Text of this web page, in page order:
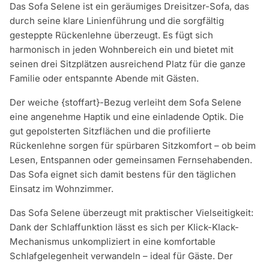
Das Sofa Selene ist ein geräumiges Dreisitzer-Sofa, das
durch seine klare Linienführung und die sorgfältig
gesteppte Rückenlehne überzeugt. Es fügt sich
harmonisch in jeden Wohnbereich ein und bietet mit
seinen drei Sitzplätzen ausreichend Platz für die ganze
Familie oder entspannte Abende mit Gästen.
Der weiche {stoffart}-Bezug verleiht dem Sofa Selene
eine angenehme Haptik und eine einladende Optik. Die
gut gepolsterten Sitzflächen und die profilierte
Rückenlehne sorgen für spürbaren Sitzkomfort – ob beim
Lesen, Entspannen oder gemeinsamen Fernsehabenden.
Das Sofa eignet sich damit bestens für den täglichen
Einsatz im Wohnzimmer.
Das Sofa Selene überzeugt mit praktischer Vielseitigkeit:
Dank der Schlaffunktion lässt es sich per Klick-Klack-
Mechanismus unkompliziert in eine komfortable
Schlafgelegenheit verwandeln – ideal für Gäste. Der